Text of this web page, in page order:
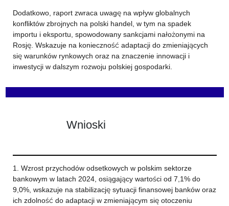
Dodatkowo, raport zwraca uwagę na wpływ globalnych
konfliktów zbrojnych na polski handel, w tym na spadek
importu i eksportu, spowodowany sankcjami nałożonymi na
Rosję. Wskazuje na konieczność adaptacji do zmieniających
się warunków rynkowych oraz na znaczenie innowacji i
inwestycji w dalszym rozwoju polskiej gospodarki.
Wnioski
1. Wzrost przychodów odsetkowych w polskim sektorze
bankowym w latach 2024, osiągający wartości od 7,1% do
9,0%, wskazuje na stabilizację sytuacji finansowej banków oraz
ich zdolność do adaptacji w zmieniającym się otoczeniu